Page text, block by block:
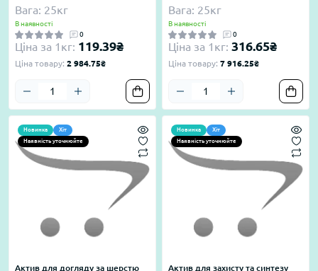
Вага: 25кг
В наявності
0
Ціна за 1кг: 119.39₴
Ціна товару: 2 984.75₴
Вага: 25кг
В наявності
0
Ціна за 1кг: 316.65₴
Ціна товару: 7 916.25₴
Новинка
Хіт
Наявність уточнюйте
Актив для догляду за шерстю
Новинка
Хіт
Наявність уточнюйте
Актив для захисту та синтезу